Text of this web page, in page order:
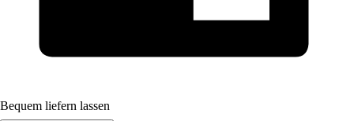
Bequem liefern lassen